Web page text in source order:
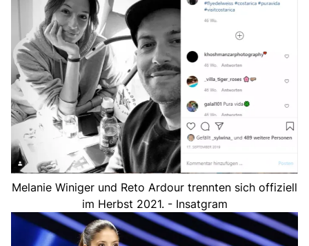
Melanie Winiger und Reto Ardour trennten sich offiziell
im Herbst 2021. - Insatgram